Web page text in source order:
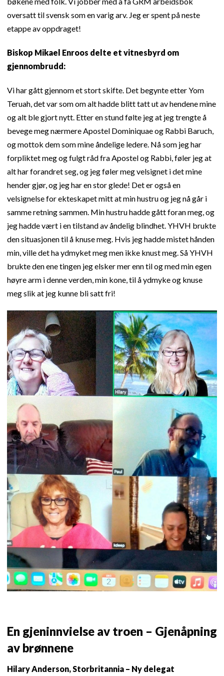
oversatt til svensk som en varig arv. Jeg er spent på neste
etappe av oppdraget!
Biskop Mikael Enroos delte et vitnesbyrd om
gjennombrudd:
Vi har gått gjennom et stort skifte. Det begynte etter Yom
Teruah, det var som om alt hadde blitt tatt ut av hendene mine
og alt ble gjort nytt. Etter en stund følte jeg at jeg trengte å
bevege meg nærmere Apostel Dominiquae og Rabbi Baruch,
og mottok dem som mine åndelige ledere. Nå som jeg har
forpliktet meg og fulgt råd fra Apostel og Rabbi, føler jeg at
alt har forandret seg, og jeg føler meg velsignet i det mine
hender gjør, og jeg har en stor glede! Det er også en
velsignelse for ekteskapet mitt at min hustru og jeg nå går i
samme retning sammen. Min hustru hadde gått foran meg, og
jeg hadde vært i en tilstand av åndelig blindhet. YHVH brukte
den situasjonen til å knuse meg. Hvis jeg hadde mistet hånden
min, ville det ha ydmyket meg men ikke knust meg. Så YHVH
brukte den ene tingen jeg elsker mer enn til og med min egen
høyre arm i denne verden, min kone, til å ydmyke og knuse
meg slik at jeg kunne bli satt fri!
En gjeninnvielse av troen – Gjenåpning
av brønnene
Hilary Anderson, Storbritannia – Ny delegat